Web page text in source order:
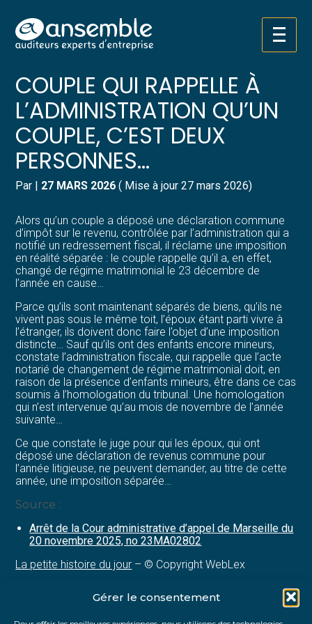
Gérer le consentement
Aller
au
Créer et reprendre une activité
Gérer votre quotidien
Piloter votre entreprise
Développer votre entreprise
Construire votre patrimoine
Structurer votre croissance
Être prêt pour la facturation
électronique
Pilotez votre gestion
Suivre votre comptabilité
Gérer vos ressources humaines
Dématérialiser vos documents
C’EST L’HISTOIRE D’UN
COUPLE QUI RAPPELLE À
L’ADMINISTRATION QU’UN
COUPLE, C’EST DEUX
PERSONNES…
Par | 27 MARS 2026 ( Mise à jour 27 mars 2026)
Alors qu’un couple a déposé une déclaration commune
d’impôt sur le revenu, contrôlée par l’administration qui a
notifié un redressement fiscal, il réclame une imposition
en réalité séparée : le couple rappelle qu’il a, en effet,
changé de régime matrimonial le 23 décembre de
l’année en cause…
Parce qu’ils sont maintenant séparés de biens, qu’ils ne
vivent pas sous le même toit, l’époux étant parti vivre à
l’étranger, ils doivent donc faire l’objet d’une imposition
distincte… Sauf qu’ils ont des enfants encore mineurs,
constate l’administration fiscale, qui rappelle que l’acte
notarié de changement de régime matrimonial doit, en
raison de la présence d’enfants mineurs, être dans ce cas
soumis à l’homologation du tribunal. Une homologation
qui n’est intervenue qu’au mois de novembre de l’année
suivante…
Ce que constate le juge pour qui les époux, qui ont
déposé une déclaration de revenus commune pour
l’année litigieuse, ne peuvent demander, au titre de cette
année, une imposition séparée…
Source :
Arrêt de la Cour administrative d’appel de Marseille du
20 novembre 2025, no 23MA02802
La petite histoire du jour – © Copyright WebLex